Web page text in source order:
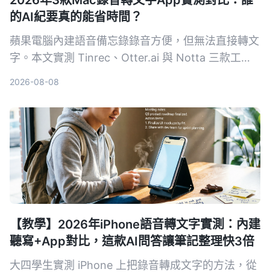
的AI紀要真的能省時間？
蘋果電腦內建語音備忘錄錄音方便，但無法直接轉文
字。本文實測 Tinrec、Otter.ai 與 Notta 三款工
2026-08-08
【教學】2026年iPhone語音轉文字實測：內建
聽寫+App對比，這款AI問答讓筆記整理快3倍
大四學生實測 iPhone 上把錄音轉成文字的方法，從